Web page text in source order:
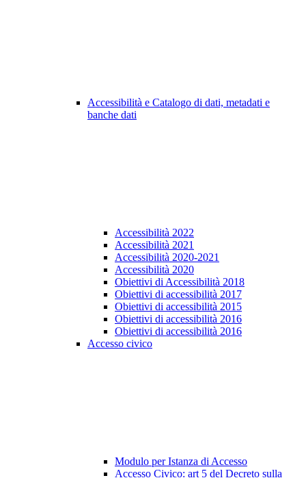
Accessibilità e Catalogo di dati, metadati e
banche dati
Accessibilità 2022
Accessibilità 2021
Accessibilità 2020-2021
Accessibilità 2020
Obiettivi di Accessibilità 2018
Obiettivi di accessibilità 2017
Obiettivi di accessibilità 2015
Obiettivi di accessibilità 2016
Obiettivi di accessibilità 2016
Accesso civico
Modulo per Istanza di Accesso
Accesso Civico: art 5 del Decreto sulla